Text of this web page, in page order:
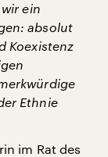
ein
absolut
Koexistenz
Ethnie
im Rat des